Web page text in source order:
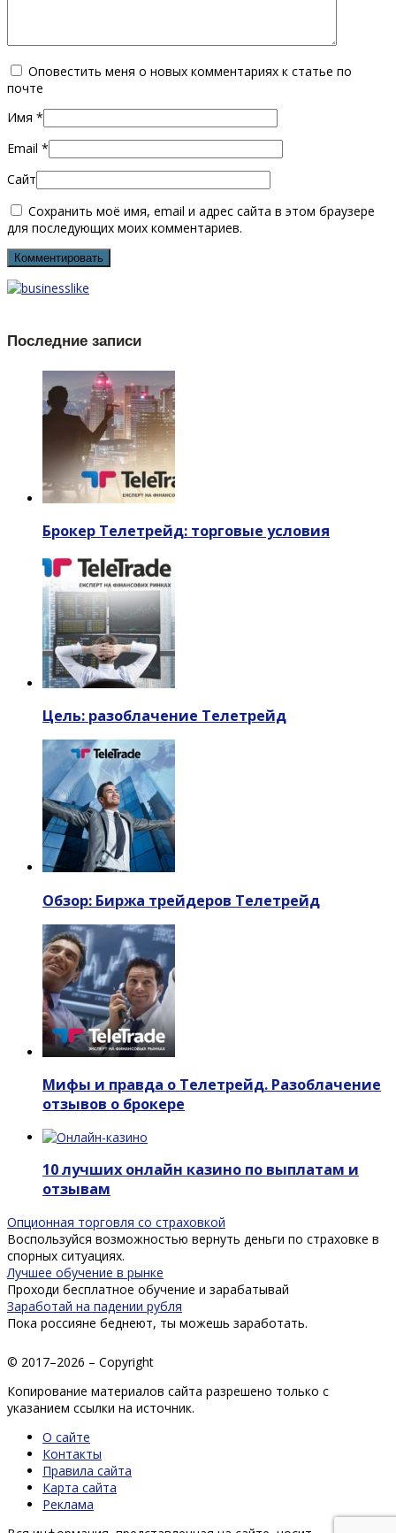
Оповестить меня о новых комментариях к статье по
почте
Имя *
Email *
Сайт
Сохранить моё имя, email и адрес сайта в этом браузере
для последующих моих комментариев.
Последние записи
Брокер Телетрейд: торговые условия
Цель: разоблачение Телетрейд
Обзор: Биржа трейдеров Телетрейд
Мифы и правда о Телетрейд. Разоблачение
отзывов о брокере
10 лучших онлайн казино по выплатам и
отзывам
Опционная торговля со страховкой
Воспользуйся возможностью вернуть деньги по страховке в
спорных ситуациях.
Лучшее обучение в рынке
Проходи бесплатное обучение и зарабатывай
Заработай на падении рубля
Пока россияне беднеют, ты можешь заработать.
© 2017–2026 – Copyright
Копирование материалов сайта разрешено только с
указанием ссылки на источник.
О сайте
Контакты
Правила сайта
Карта сайта
Реклама